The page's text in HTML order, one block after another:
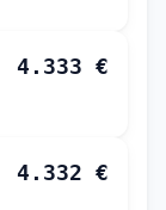
4.333 €
4.332 €